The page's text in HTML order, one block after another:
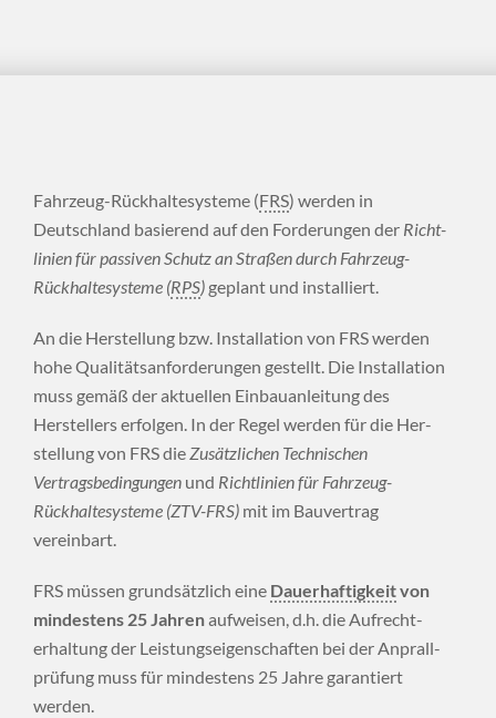
Fahrzeug-Rückhaltesysteme (FRS) werden in
Deutschland basierend auf den Forderungen der Richt­
linien für passiven Schutz an Straßen durch Fahrzeug-
Rückhaltesysteme (RPS) geplant und installiert.
An die Herstellung bzw. Installation von FRS werden
hohe Qualitäts­anforderungen gestellt. Die In­stallation
muss gemäß der aktuellen Einbau­anleitung des
Herstellers erfolgen. In der Regel werden für die Her­
stellung von FRS die Zusätzlichen Technischen
Vertragsbedingungen und Richtlinien für Fahrzeug-
Rückhaltesysteme (ZTV-FRS) mit im Bauvertrag
vereinbart.
FRS müssen grundsätzlich eine Dauerhaftigkeitvon
mindestens 25 Jahrenaufweisen, d.h. die Aufrecht­
erhaltung der Leistungs­eigenschaften bei der Anprall­
prüfung muss für mindestens 25 Jahre garantiert
werden.